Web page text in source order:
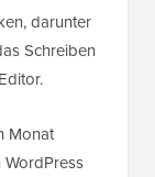
darunter
Schreiben
Monat